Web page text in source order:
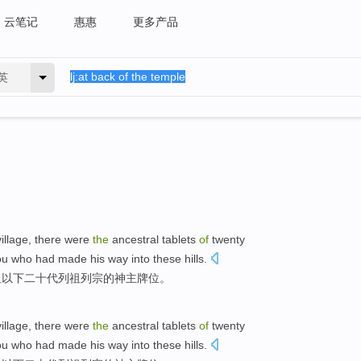
云笔记 惠惠 更多产品
there were the ancestral tablets of twenty
who had made his way into these hills.
下二十代列祖列宗的神主牌位。
there were the ancestral tablets of twenty
who had made his way into these hills.